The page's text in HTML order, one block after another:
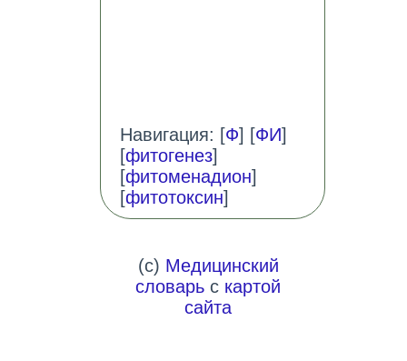
Навигация: [Ф] [ФИ]
[фитогенез]
[фитоменадион]
[фитотоксин]
(c) Медицинский
словарь с картой
сайта